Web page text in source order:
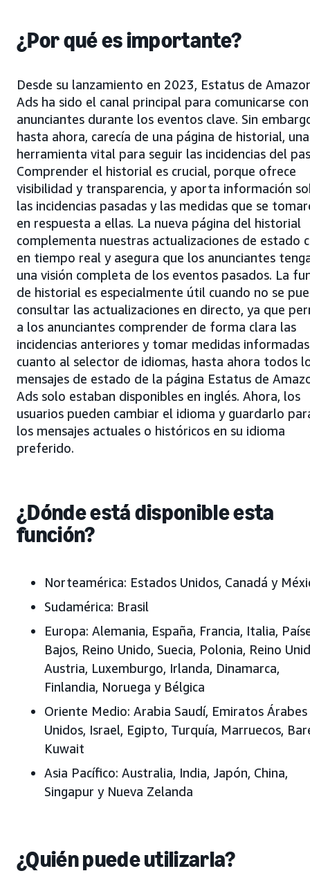
¿Por qué es importante?
Desde su lanzamiento en 2023, Estatus de
Ads ha sido el canal principal para comunicarse
anunciantes durante los eventos clave. Sin
hasta ahora, carecía de una página de historial, una
herramienta vital para seguir las incidencias del
Comprender el historial es crucial, porque ofrece
visibilidad y transparencia, y aporta información
las incidencias pasadas y las medidas que se
en respuesta a ellas. La nueva página del historial
complementa nuestras actualizaciones de estado
en tiempo real y asegura que los anunciantes
una visión completa de los eventos pasados. La
de historial es especialmente útil cuando no se
consultar las actualizaciones en directo, ya que
a los anunciantes comprender de forma clara las
incidencias anteriores y tomar medidas
cuanto al selector de idiomas, hasta ahora todos
mensajes de estado de la página Estatus de
Ads solo estaban disponibles en inglés. Ahora, los
usuarios pueden cambiar el idioma y guardarlo
los mensajes actuales o históricos en su idioma
preferido.
¿Dónde está disponible esta
función?
Norteamérica: Estados Unidos, Canadá y
Sudamérica: Brasil
Europa: Alemania, España, Francia, Italia,
Bajos, Reino Unido, Suecia, Polonia, Reino
Austria, Luxemburgo, Irlanda, Dinamarca,
Finlandia, Noruega y Bélgica
Oriente Medio: Arabia Saudí, Emiratos Árabes
Unidos, Israel, Egipto, Turquía, Marruecos,
Kuwait
Asia Pacífico: Australia, India, Japón, China,
Singapur y Nueva Zelanda
¿Quién puede utilizarla?